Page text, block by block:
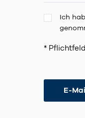
Ich
* Pflichtfeld